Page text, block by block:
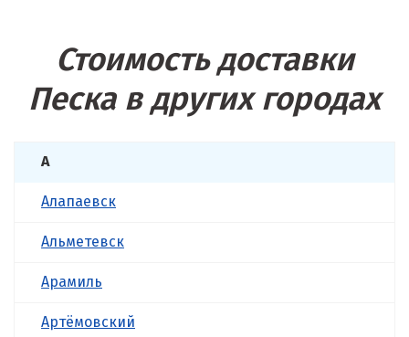
Стоимость доставки
Песка в других городах
А
Алапаевск
Альметевск
Арамиль
Артёмовский